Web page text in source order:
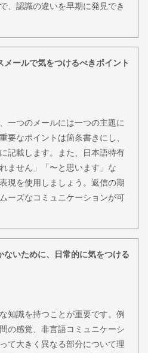
、認識の違いを早期に発見でき
ールで気をつけるべきポイント
一つのメールには一つの主題に
要なポイントは箇条書きにし、
記載します。また、日本語特有
ません」「〜と思います」な
現を使用しましょう。返信の期
ーズなコミュニケーションが可
いために、日常的に気をつける
知識を持つことが重要です。例
の感覚、非言語コミュニケーシ
て大きく異なる部分について理